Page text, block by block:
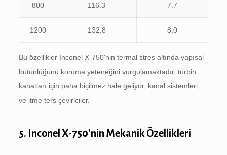
800 116.3 7.7
1200 132.8 8.0
Bu özellikler Inconel X-750'nin termal stres altında yapısal
bütünlüğünü koruma yeteneğini vurgulamaktadır, türbin
kanatları için paha biçilmez hale geliyor, kanal sistemleri,
ve itme ters çeviriciler.
5. Inconel X-750'nin Mekanik Özellikleri